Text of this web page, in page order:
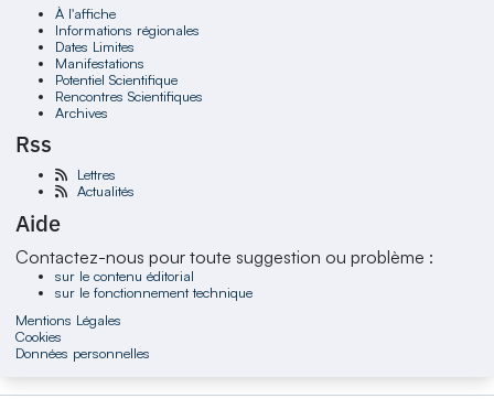
À l'affiche
Informations régionales
Dates Limites
Manifestations
Potentiel Scientifique
Rencontres Scientifiques
Archives
Rss
Lettres
Actualités
Aide
Contactez-nous pour toute suggestion ou problème :
sur le contenu éditorial
sur le fonctionnement technique
Mentions Légales
Cookies
Données personnelles